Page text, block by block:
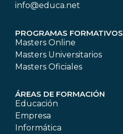
info@educa.net
PROGRAMAS FORMATIVOS
Masters Online
Masters Universitarios
Masters Oficiales
ÁREAS DE FORMACIÓN
Educación
Empresa
Informática